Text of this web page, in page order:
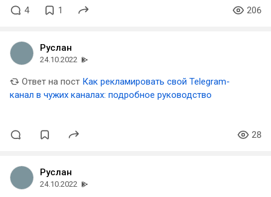
4 1 206
Руслан
24.10.2022
Ответ на пост Как рекламировать свой Telegram-
канал в чужих каналах: подробное руководство
28
Руслан
24.10.2022